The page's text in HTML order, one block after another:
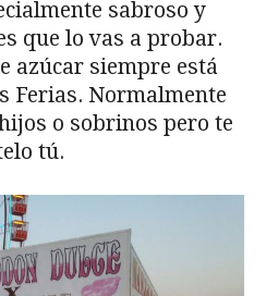
sabroso y
que lo vas a probar.
azúcar siempre está
Ferias. Normalmente
o sobrinos pero te
tú.